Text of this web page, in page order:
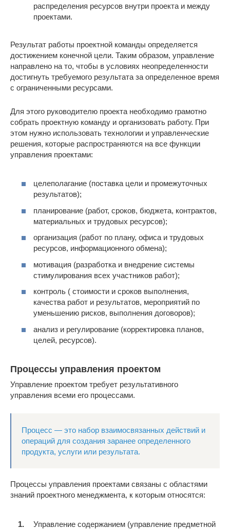
распределения ресурсов внутри проекта и между
проектами.
Результат работы проектной команды определяется
достижением конечной цели. Таким образом, управление
направлено на то, чтобы в условиях неопределенности
достигнуть требуемого результата за определенное время
с ограниченными ресурсами.
Для этого руководителю проекта необходимо грамотно
собрать проектную команду и организовать работу. При
этом нужно использовать технологии и управленческие
решения, которые распространяются на все функции
управления проектами:
целеполагание (поставка цели и промежуточных
результатов);
планирование (работ, сроков, бюджета, контрактов,
материальных и трудовых ресурсов);
организация (работ по плану, офиса и трудовых
ресурсов, информационного обмена);
мотивация (разработка и внедрение системы
стимулирования всех участников работ);
контроль ( стоимости и сроков выполнения,
качества работ и результатов, мероприятий по
уменьшению рисков, выполнения договоров);
анализ и регулирование (корректировка планов,
целей, ресурсов).
Процессы управления проектом
Управление проектом требует результативного
управления всеми его процессами.
Процесс — это набор взаимосвязанных действий и
операций для создания заранее определенного
продукта, услуги или результата.
Процессы управления проектами связаны с областями
знаний проектного менеджмента, к которым относятся:
Управление содержанием (управление предметной